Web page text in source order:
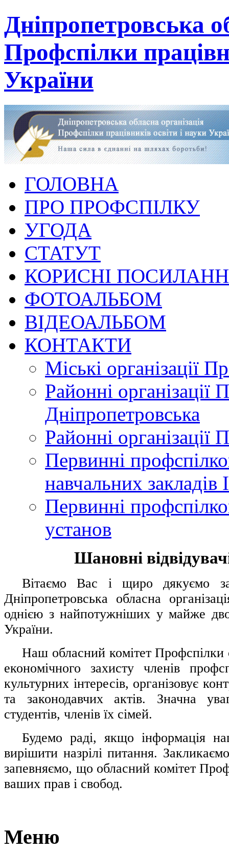
Дніпропетровська
Профспілки
України
ГОЛОВНА
ПРО ПРОФСПІЛКУ
УГОДА
СТАТУТ
КОРИСНІ
ФОТОАЛЬБОМ
ВІДЕОАЛЬБОМ
КОНТАКТИ
Міські організації
Районні організації
Дніпропетровська
Районні організації
Первинні
навчальних закладів
Первинні
установ
Шановні
Вітаємо Вас і щиро дякуємо за
Дніпропетровська обласна
однією з найпотужніших у майже
України.
Наш обласний комітет Профспілки
економічного захисту членів
культурних інтересів, організовує
та законодавчих актів. Значна
студентів, членів їх сімей.
Будемо раді, якщо інформація
вирішити назрілі питання.
запевняємо, що обласний комітет
ваших прав і свобод.
Меню